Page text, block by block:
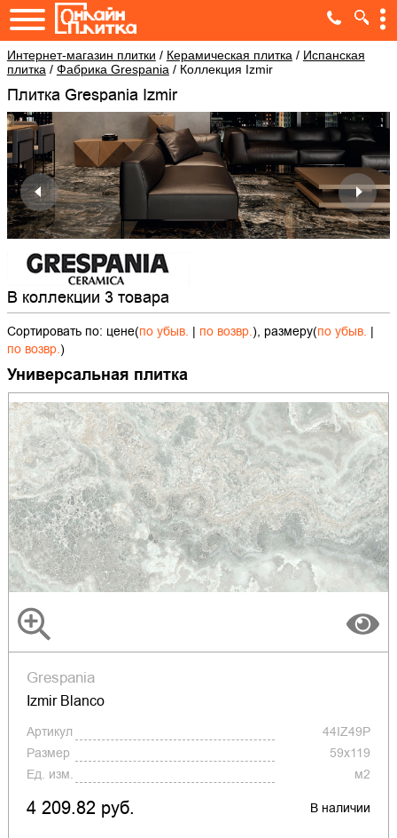
Интернет-магазин плитки / Керамическая плитка / Испанская
плитка / Фабрика Grespania / Коллекция Izmir
Плитка Grespania Izmir
В коллекции 3 товара
Сортировать по: цене(по убыв. | по возвр.), размеру(по убыв. |
по возвр.)
Универсальная плитка
Grespania
Izmir Blanco
Артикул
44IZ49P
Размер
59x119
Ед. изм.
м2
4 209.82 руб. В наличии